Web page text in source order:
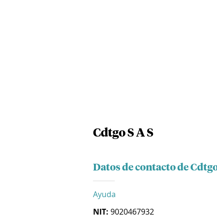
Cdtgo S A S
Datos de contacto de Cdtgo
Ayuda
NIT: 9020467932